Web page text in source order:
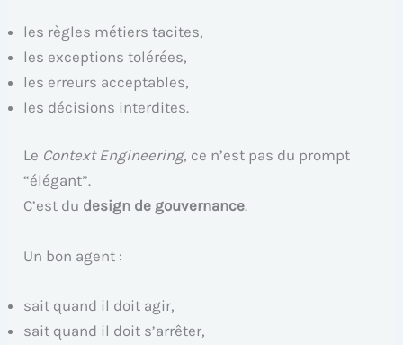
les règles métiers tacites,
les exceptions tolérées,
les erreurs acceptables,
les décisions interdites.
Le Context Engineering, ce n’est pas du prompt
“élégant”.
C’est du design de gouvernance.
Un bon agent :
sait quand il doit agir,
sait quand il doit s’arrêter,